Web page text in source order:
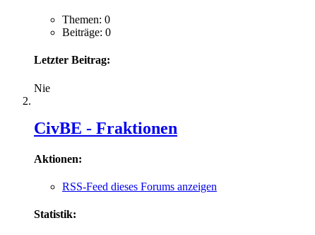
Themen: 0
Beiträge: 0
Letzter Beitrag:
Nie
CivBE - Fraktionen
Aktionen:
RSS-Feed dieses Forums anzeigen
Statistik: